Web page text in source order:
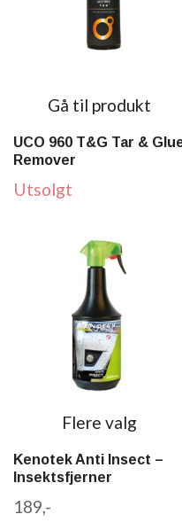
Gå til produkt
UCO 960 T&G Tar &
Remover
Utsolgt
Flere valg
Kenotek Anti Insect –
Insektsfjerner
189,-